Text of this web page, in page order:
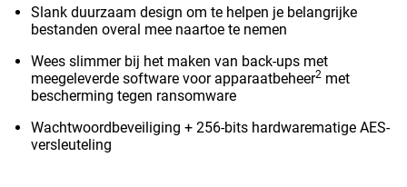
Slank duurzaam design om te helpen je belangrijke
bestanden overal mee naartoe te nemen
Wees slimmer bij het maken van back-ups met
meegeleverde software voor apparaatbeheer2 met
bescherming tegen ransomware
Wachtwoordbeveiliging + 256-bits hardwarematige AES-
versleuteling